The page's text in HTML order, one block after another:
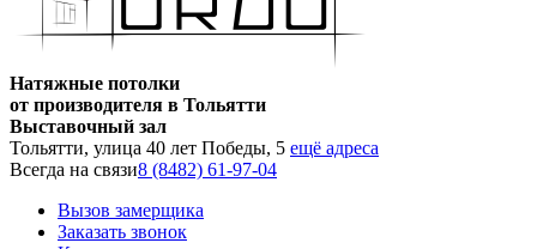
Натяжные потолки
от производителя в Тольятти
Выставочный зал
Тольятти, улица 40 лет Победы, 5 ещё адреса
Всегда на связи8 (8482) 61-97-04
Вызов замерщика
Заказать звонок